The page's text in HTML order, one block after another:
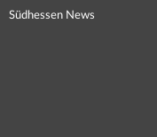
Südhessen News